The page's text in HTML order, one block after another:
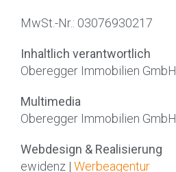
MwSt.-Nr.: 03076930217
Inhaltlich verantwortlich
Oberegger Immobilien GmbH
Multimedia
Oberegger Immobilien GmbH
Webdesign & Realisierung
ewidenz | Werbeagentur